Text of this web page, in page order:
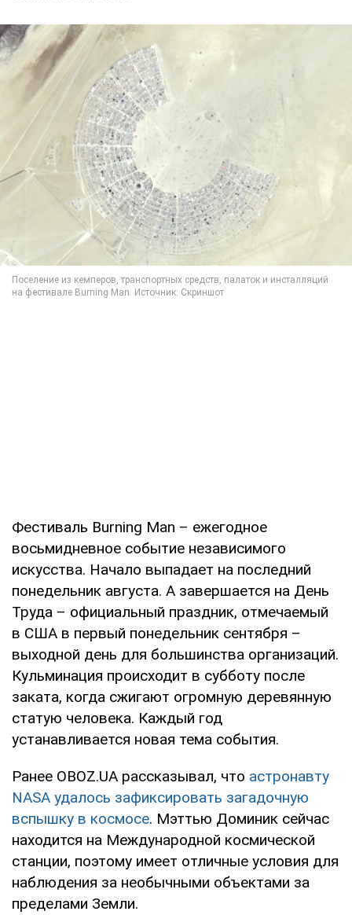
Фестиваль Burning Man – ежегодное
восьмидневное событие независимого
искусства. Начало выпадает на последний
понедельник августа. А завершается на День
Труда – официальный праздник, отмечаемый
в США в первый понедельник сентября –
выходной день для большинства организаций.
Кульминация происходит в субботу после
заката, когда сжигают огромную деревянную
статую человека. Каждый год
устанавливается новая тема события.
Ранее OBOZ.UA рассказывал, что астронавту
NASA удалось зафиксировать загадочную
вспышку в космосе. Мэттью Доминик сейчас
находится на Международной космической
станции, поэтому имеет отличные условия для
наблюдения за необычными объектами за
пределами Земли.